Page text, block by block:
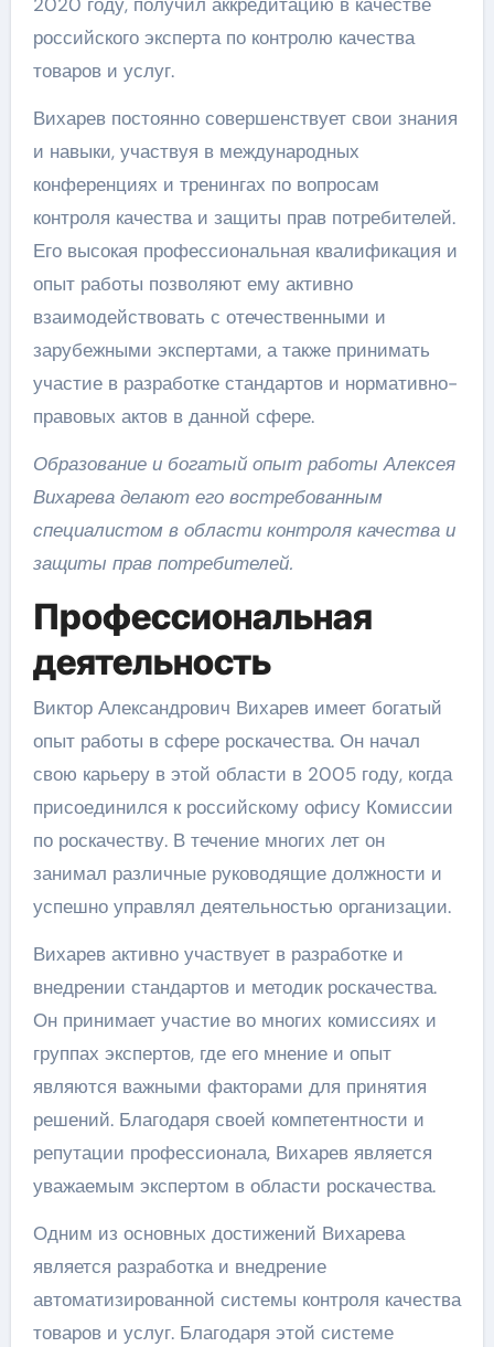
российского эксперта по контролю качества
товаров и услуг.
Вихарев постоянно совершенствует свои знания
и навыки, участвуя в международных
конференциях и тренингах по вопросам
контроля качества и защиты прав потребителей.
Его высокая профессиональная квалификация и
опыт работы позволяют ему активно
взаимодействовать с отечественными и
зарубежными экспертами, а также принимать
участие в разработке стандартов и нормативно-
правовых актов в данной сфере.
Образование и богатый опыт работы Алексея
Вихарева делают его востребованным
специалистом в области контроля качества и
защиты прав потребителей.
Профессиональная
деятельность
Виктор Александрович Вихарев имеет богатый
опыт работы в сфере роскачества. Он начал
свою карьеру в этой области в 2005 году, когда
присоединился к российскому офису Комиссии
по роскачеству. В течение многих лет он
занимал различные руководящие должности и
успешно управлял деятельностью организации.
Вихарев активно участвует в разработке и
внедрении стандартов и методик роскачества.
Он принимает участие во многих комиссиях и
группах экспертов, где его мнение и опыт
являются важными факторами для принятия
решений. Благодаря своей компетентности и
репутации профессионала, Вихарев является
уважаемым экспертом в области роскачества.
Одним из основных достижений Вихарева
является разработка и внедрение
автоматизированной системы контроля качества
товаров и услуг. Благодаря этой системе